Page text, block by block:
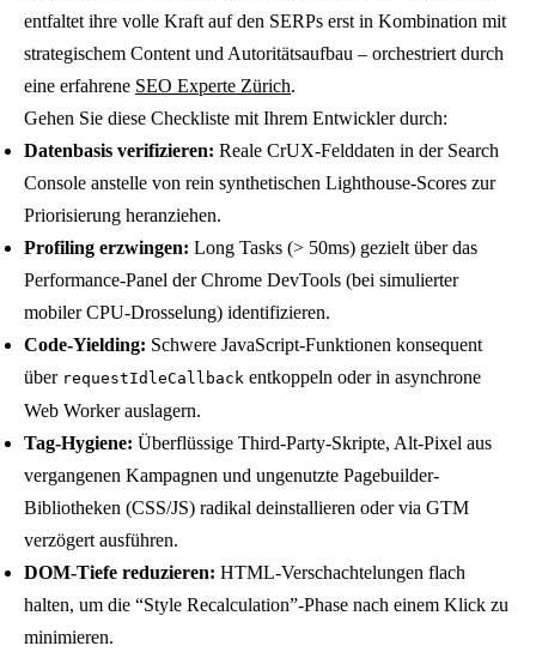
entfaltet ihre volle Kraft auf den SERPs erst in Kombination mit
strategischem Content und Autoritätsaufbau – orchestriert durch
eine erfahrene SEO Experte Zürich.
Gehen Sie diese Checkliste mit Ihrem Entwickler durch:
Datenbasis verifizieren: Reale CrUX-Felddaten in der Search
Console anstelle von rein synthetischen Lighthouse-Scores zur
Priorisierung heranziehen.
Profiling erzwingen: Long Tasks (> 50ms) gezielt über das
Performance-Panel der Chrome DevTools (bei simulierter
mobiler CPU-Drosselung) identifizieren.
Code-Yielding: Schwere JavaScript-Funktionen konsequent
über requestIdleCallback entkoppeln oder in asynchrone
Web Worker auslagern.
Tag-Hygiene: Überflüssige Third-Party-Skripte, Alt-Pixel aus
vergangenen Kampagnen und ungenutzte Pagebuilder-
Bibliotheken (CSS/JS) radikal deinstallieren oder via GTM
verzögert ausführen.
DOM-Tiefe reduzieren: HTML-Verschachtelungen flach
halten, um die “Style Recalculation”-Phase nach einem Klick zu
minimieren.